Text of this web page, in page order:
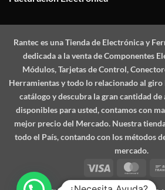
Ranteces una Tienda de Electrónica y
dedicada a la venta de Componentes
Módulos, Tarjetas de Control,
Herramientas y todo lo relacionado al
catálogo y descubra la gran cantidad
disponibles para usted, contamos con
mejor precio del Mercado. Nuestra
todo el País, contando con los métodos
mercado.
Visa